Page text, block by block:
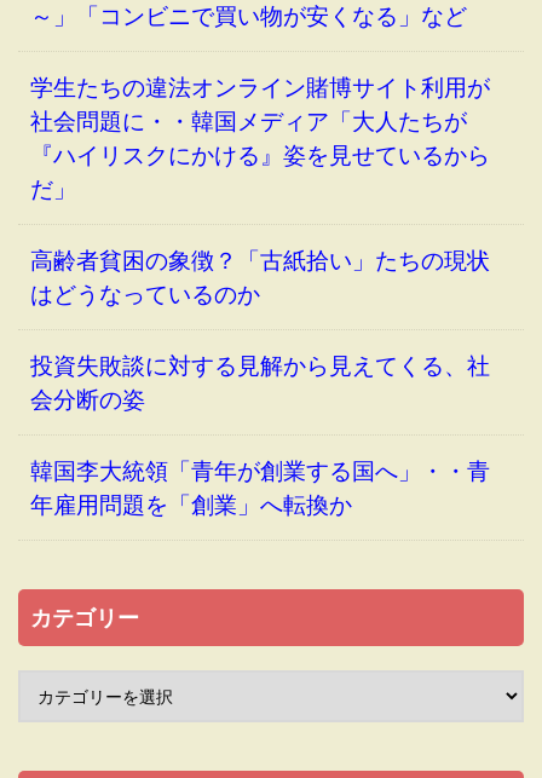
～」「コンビニで買い物が安くなる」など
学生たちの違法オンライン賭博サイト利用が
社会問題に・・韓国メディア「大人たちが
『ハイリスクにかける』姿を見せているから
だ」
高齢者貧困の象徴？「古紙拾い」たちの現状
はどうなっているのか
投資失敗談に対する見解から見えてくる、社
会分断の姿
韓国李大統領「青年が創業する国へ」・・青
年雇用問題を「創業」へ転換か
カテゴリー